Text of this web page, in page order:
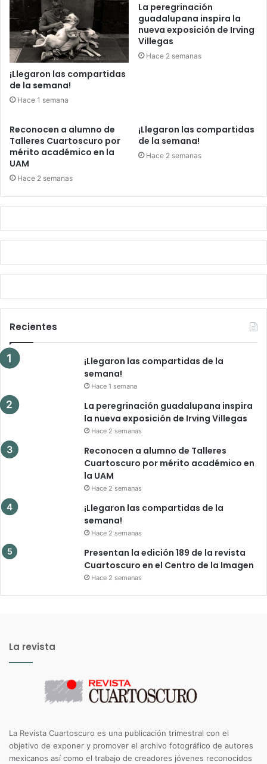
¡Llegaron las compartidas
de la semana!
Hace 1 semana
La peregrinación
guadalupana inspira la
nueva exposición de Irving
Villegas
Hace 2 semanas
Reconocen a alumno de
Talleres Cuartoscuro por
mérito académico en la
UAM
Hace 2 semanas
¡Llegaron las compartidas
de la semana!
Hace 2 semanas
Recientes
¡Llegaron las compartidas de la
semana!
Hace 1 semana
La peregrinación guadalupana inspira
la nueva exposición de Irving Villegas
Hace 2 semanas
Reconocen a alumno de Talleres
Cuartoscuro por mérito académico en
la UAM
Hace 2 semanas
¡Llegaron las compartidas de la
semana!
Hace 2 semanas
Presentan la edición 189 de la revista
Cuartoscuro en el Centro de la Imagen
Hace 2 semanas
La revista
La Revista Cuartoscuro es una publicación trimestral con el
objetivo de exponer y promover el archivo fotográfico de autores
mexicanos así como el trabajo de creadores jóvenes reconocidos